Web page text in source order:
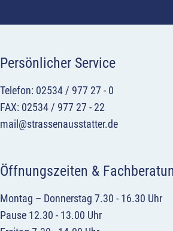
Persönlicher Service
Telefon: 02534 / 977 27 - 0
FAX: 02534 / 977 27 - 22
mail@strassenausstatter.de
Öffnungszeiten &
Montag – Donnerstag 7.30 - 16.30 Uhr
Pause 12.30 - 13.00 Uhr